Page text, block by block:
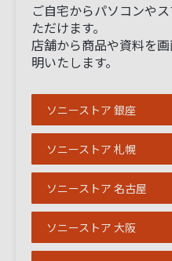
ご自宅からパソコンや
ただけます。
店舗から商品や資料を
明いたします。
ソニーストア 銀座
ソニーストア 札幌
ソニーストア 名古屋
ソニーストア 大阪